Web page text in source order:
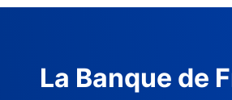
La Banque de